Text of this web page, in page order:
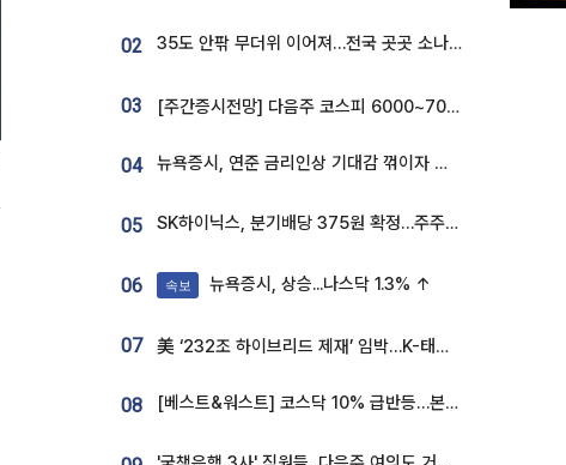
02 35도 안팎 무더위 이어져…전국 곳곳 소나기 [오늘 날씨]
03 [주간증시전망] 다음주 코스피 6000~7000⋯“外人 수급은 정책이 변수”
04 뉴욕증시, 연준 금리인상 기대감 꺾이자 상승...S&P500 사상 최고치 [종합]
05 SK하이닉스, 분기배당 375원 확정…주주환원책 9월로 앞당겨 발표
06 속보 뉴욕증시, 상승...나스닥 1.3% ↑
07 美 ‘232조 하이브리드 제재’ 임박…K-태양광, 불확실성 털고 날개 다나
08 [베스트&워스트] 코스닥 10% 급반등…본느, 최대주주 변경 기대에 270% 폭등